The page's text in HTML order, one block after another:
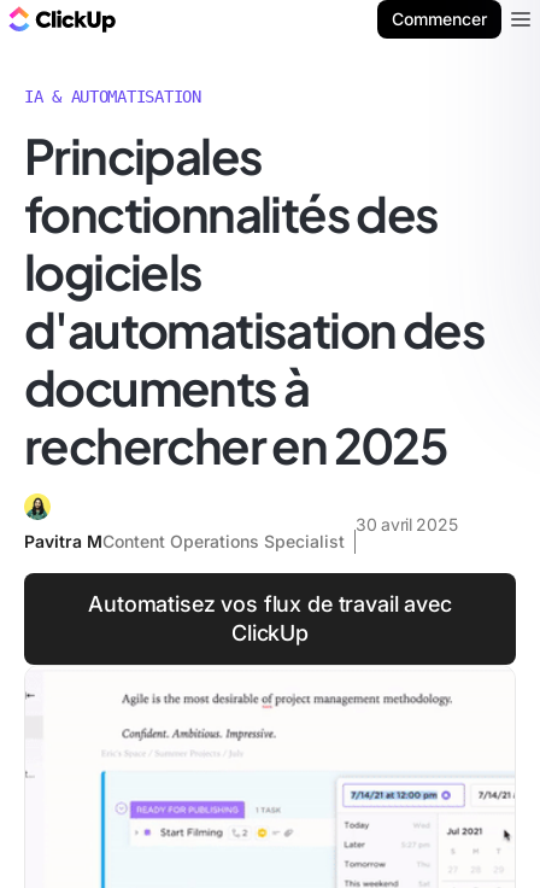
Commencer
IA & AUTOMATISATION
Principales
fonctionnalités des
logiciels
d'automatisation des
documents à
rechercher en 2025
Pavitra MContent Operations Specialist
30 avril 2025
Automatisez vos flux de travail avec
ClickUp